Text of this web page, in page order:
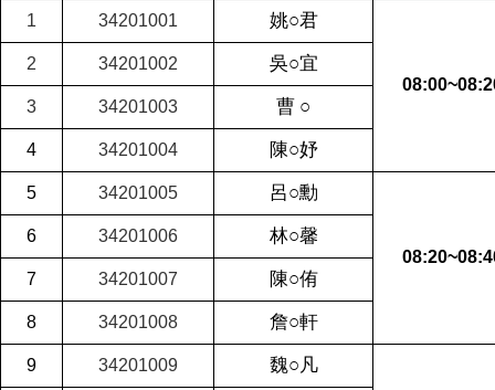
1 34201001 姚○君
2 34201002 吳○宜
3 34201003 曹 ○
4 34201004 陳○妤
5 34201005 呂○勳
6 34201006 林○馨
7 34201007 陳○侑
8 34201008 詹○軒
9 34201009 魏○凡